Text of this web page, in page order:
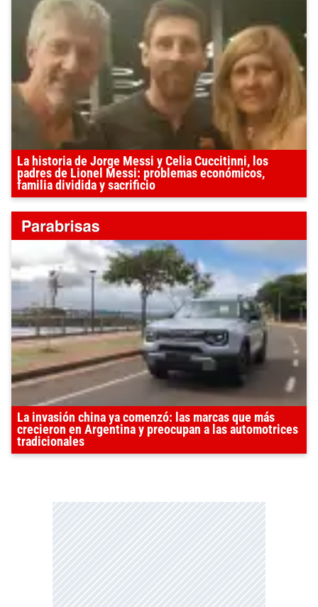
La historia de Jorge Messi y Celia Cuccitinni, los
padres de Lionel Messi: problemas económicos,
familia dividida y sacrificio
La invasión china ya comenzó: las marcas que más
crecieron en Argentina y preocupan a las automotrices
tradicionales